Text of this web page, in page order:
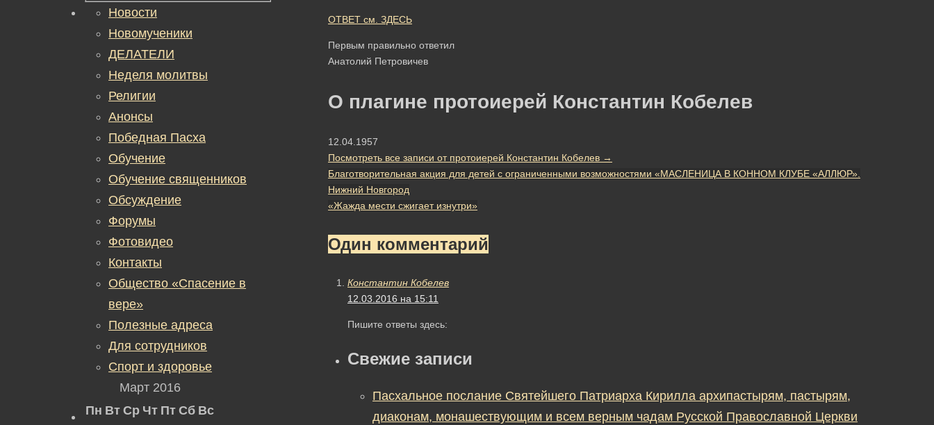
ОТВЕТ см. ЗДЕСЬ
Первым правильно ответил
Анатолий Петровичев
О плагине протоиерей Константин Кобелев
12.04.1957
Посмотреть все записи от протоиерей Константин Кобелев →
Благотворительная акция для детей с ограниченными возможностями «МАСЛЕНИЦА В КОННОМ КЛУБЕ «АЛЛЮР».
Нижний Новгород
«Жажда мести сжигает изнутри»
Один комментарий
Константин Кобелев
12.03.2016 на 15:11
Пишите ответы здесь:
Свежие записи
Пасхальное послание Святейшего Патриарха Кирилла архипастырям, пастырям,
диаконам, монашествующим и всем верным чадам Русской Православной Церкви
Новости
Новомученики
ДЕЛАТЕЛИ
Неделя молитвы
Религии
Анонсы
Победная Пасха
Обучение
Обучение священников
Обсуждение
Форумы
Фотовидео
Контакты
Общество «Спасение в
вере»
Полезные адреса
Для сотрудников
Спорт и здоровье
Март 2016
Пн Вт Ср Чт Пт Сб Вс